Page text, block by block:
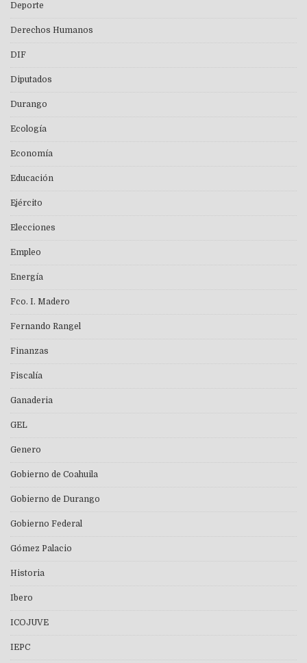
Deporte
Derechos Humanos
DIF
Diputados
Durango
Ecología
Economía
Educación
Ejército
Elecciones
Empleo
Energía
Fco. I. Madero
Fernando Rangel
Finanzas
Fiscalía
Ganaderia
GEL
Genero
Gobierno de Coahuila
Gobierno de Durango
Gobierno Federal
Gómez Palacio
Historia
Ibero
ICOJUVE
IEPC